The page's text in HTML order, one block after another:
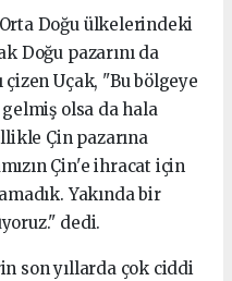
Doğu ülkelerindeki
Doğu pazarını da
Uçak, "Bu bölgeye
olsa da hala
Çin pazarına
Çin'e ihracat için
Yakında bir
dedi.
son yıllarda çok ciddi